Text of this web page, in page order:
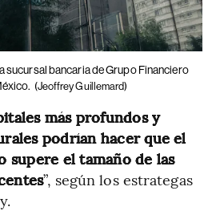
sucursal bancaria de Grupo Financiero
(Jeoffrey Guillemard)
más profundos y
podrían hacer que el
supere el tamaño de las
”, según los estrategas